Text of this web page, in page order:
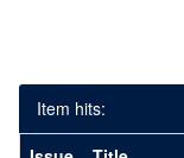
Item hits: